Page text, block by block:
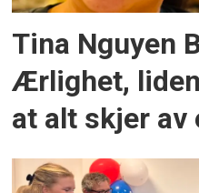
Tina Nguyen
Ærlighet,
at alt skjer av